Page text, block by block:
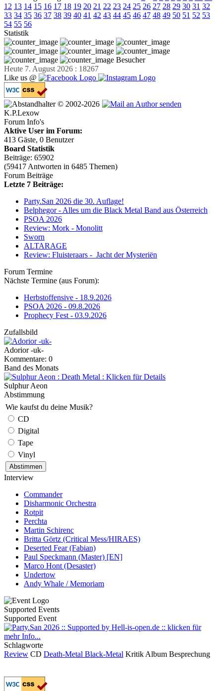
12 13 14 15 16 17 18 19 20 21 22 23 24 25 26 27 28 29 30 31 32
33 34 35 36 37 38 39 40 41 42 43 44 45 46 47 48 49 50 51 52 53
54 55 56
Statistik
Besucher
Heute 7. August 2026 : 18267
Like us @
© 2002-2026
K.P.Lexow
Forum Info's
Aktive User im Forum:
413 Gäste, 0 Benutzer
Board Statistik
Beiträge: 65902
(59417 Antworten in 6485 Themen)
Forum Beiträge
Letzte 7 Beiträge:
Party.San 2026 die 30. Auflage!
Belphegor - Alles um die Black Metal Band aus Österreich
PSOA 2026
Review: Mork - Monolitt
Sworn
ALTARAGE
Review: Fluisteraars - Jacht der Mysteriën
Forum Termine
Nächste Termine (aus Forum):
Herbstoffensive - 18.9.2026
PSOA 2026 - 09.8.2026
Prophecy Fest - 03.9.2026
Zufallsbild
Adorior -uk-
Kommentare: 0
Band des Monats
Sulphur Aeon
Abstimmung
Wie kaufst du deine Musik?
CD
Digital
Tape
Vinyl
Interview
Commander
Disharmonic Orchestra
Rotpit
Perchta
Martin Schirenc
Britta Görtz (Critical Mess/HIRAES)
Deserted Fear (Fabian)
Paul Speckmann (Master) [EN]
Marco Hont (Desaster)
Undertow
Andy Whale / Memoriam
Supported Events
Supported Event
Schlagworte
Review CD Death-Metal Black-Metal Kritik Album Besprechung